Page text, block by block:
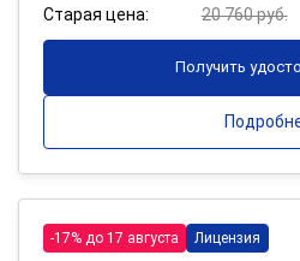
Старая цена:
20 760 руб.
Получить
-17% до 17 августа Лицензия